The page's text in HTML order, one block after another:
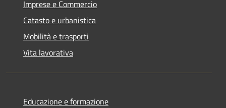
Imprese e Commercio
Catasto e urbanistica
Mobilità e trasporti
Vita lavorativa
Educazione e formazione